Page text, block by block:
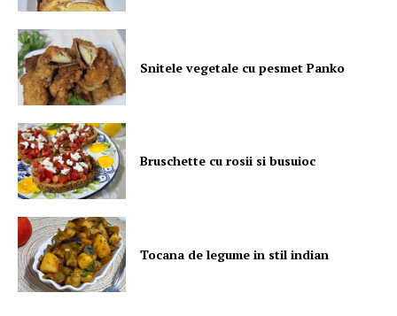
Snitele vegetale cu pesmet Panko
Bruschette cu rosii si busuioc
Tocana de legume in stil indian